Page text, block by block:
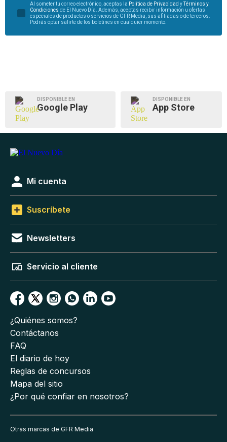
Al someter tu correo electrónico, aceptas la Política de Privacidad yTérminos y
Condiciones de El Nuevo Día. Además, aceptas recibir información u ofertas
especiales de productos o servicios de GFR Media, sus afiliadas o de terceros.
Podrás optar salirte de los boletines en cualquier momento.
DISPONIBLE EN
Google Play
DISPONIBLE EN
App Store
Mi cuenta
Suscríbete
Newsletters
Servicio al cliente
¿Quiénes somos?
Contáctanos
FAQ
El diario de hoy
Reglas de concursos
Mapa del sitio
¿Por qué confiar en nosotros?
Otras marcas de GFR Media